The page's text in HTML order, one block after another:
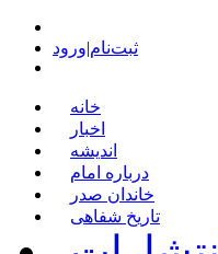
ثبت‌نام|ورود
خانه
اخبار
اندیشه
درباره امام
خاندان صدر
تاریخ شفاهی